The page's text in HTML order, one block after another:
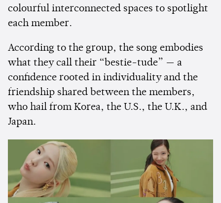
colourful interconnected spaces to spotlight
each member.
According to the group, the song embodies
what they call their “bestie-tude” — a
confidence rooted in individuality and the
friendship shared between the members,
who hail from Korea, the U.S., the U.K., and
Japan.